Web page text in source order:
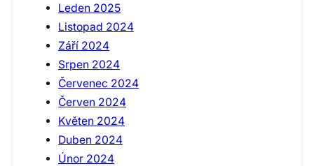
Leden 2025
Listopad 2024
Září 2024
Srpen 2024
Červenec 2024
Červen 2024
Květen 2024
Duben 2024
Únor 2024